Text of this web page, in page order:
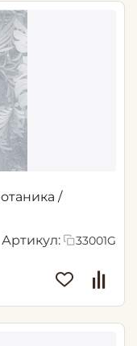
/
Артикул: 33001G